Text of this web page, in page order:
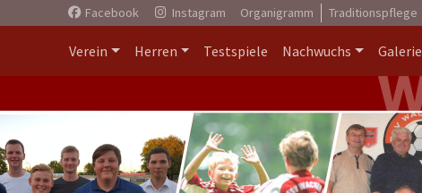
Facebook Instagram Organigramm Traditionspflege
Verein Herren Testspiele Nachwuchs Galerie